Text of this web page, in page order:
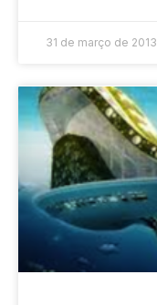
31 de março de 2013